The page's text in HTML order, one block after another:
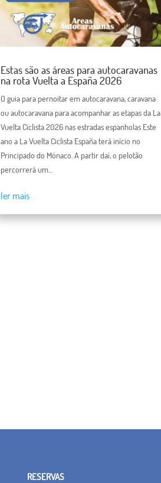
Estas são as áreas para autocaravanas
na rota Vuelta a España 2026
O guia para pernoitar em autocaravana, caravana
ou autocaravana para acompanhar as etapas da La
Vuelta Ciclista 2026 nas estradas espanholas Este
ano a La Vuelta Ciclista España terá início no
Principado do Mónaco. A partir daí, o pelotão
percorrerá um...
ler mais
RESERVAS